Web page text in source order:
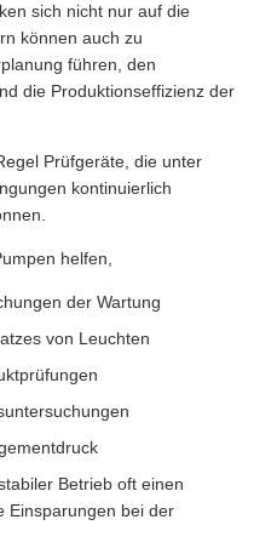
sich nicht nur auf die
können auch zu
führen, den
die Produktionseffizienz der
Prüfgeräte, die unter
kontinuierlich
helfen,
der Wartung
von Leuchten
Betrieb oft einen
Einsparungen bei der